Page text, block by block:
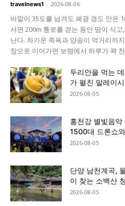
travelnews1 - 2026-08-06
바깥이 35도를 넘겨도 폐광 갱도 안은
서면 200m 통로를 걷는 동안 땀이 식
난다. 차가운 족욕과 양송이 먹거리까
장으로 이어가면 보령에서 하루가 꽉
두리안을 먹는
가 펼친 말레이시
2026-08-05
홍천강 별빛음
1500대 드론쇼
2026-08-05
단양 남천계곡,
이 찾는 소백산
2026-08-05